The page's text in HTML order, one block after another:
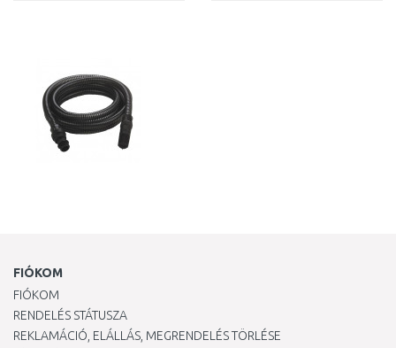
FIÓKOM
FIÓKOM
RENDELÉS STÁTUSZA
REKLAMÁCIÓ, ELÁLLÁS, MEGRENDELÉS TÖRLÉSE